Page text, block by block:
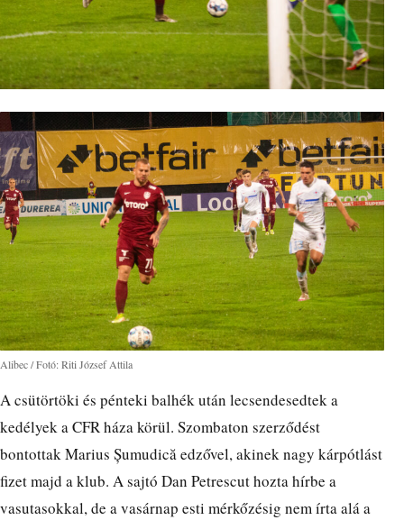
Alibec / Fotó: Riti József Attila
A csütörtöki és pénteki balhék után lecsendesedtek a
kedélyek a CFR háza körül. Szombaton szerződést
bontottak Marius Șumudică edzővel, akinek nagy kárpótlást
fizet majd a klub. A sajtó Dan Petrescut hozta hírbe a
vasutasokkal, de a vasárnap esti mérkőzésig nem írta alá a